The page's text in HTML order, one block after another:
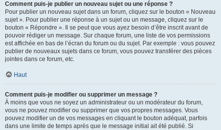
Comment puis-je publier un nouveau sujet ou une réponse ?
Pour publier un nouveau sujet dans un forum, cliquez sur le bouton « Nouveau
sujet ». Pour publier une réponse à un sujet ou un message, cliquez sur le
bouton « Répondre ». Il se peut que vous ayez besoin d’être inscrit avant de
pouvoir rédiger un message. Sur chaque forum, une liste de vos permissions
est affichée en bas de l’écran du forum ou du sujet. Par exemple : vous pouvez
publier de nouveaux sujets dans ce forum, vous pouvez transférer des pièces
jointes dans ce forum, etc.
Haut
Comment puis-je modifier ou supprimer un message ?
À moins que vous ne soyez un administrateur ou un modérateur du forum,
vous ne pouvez modifier ou supprimer que vos propres messages. Vous
pouvez modifier un de vos messages en cliquant le bouton adéquat, parfois
dans une limite de temps après que le message initial ait été publié. Si